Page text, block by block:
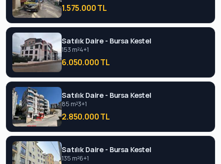
1.575.000 TL
Satılık Daire - Bursa Kestel
153 m²4+1
6.050.000 TL
Satılık Daire - Bursa Kestel
85 m²3+1
2.850.000 TL
Satılık Daire - Bursa Kestel
135 m²6+1